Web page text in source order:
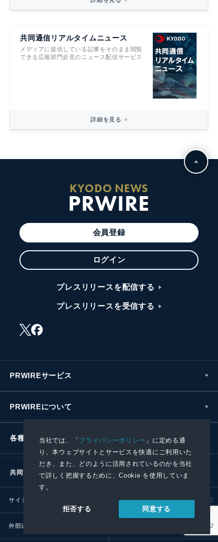
当社では、「プライバシーポリシー 」に定める通
り、本ウェブサイトとサービスを快適にご利用いた
だき、また、どのように活用されているのかを当社
で詳しく把握するために、Cookie を使用していま
す。
拒否する 同意する
共同通信リアルタイムニュース
メディアに提供している記事をそのまま閲覧
できる広報部門必見のニュース配信サービス
詳細を見る
KYODO NEWS
PRWIRE
会員登録
ログイン
プレスリリースを配信する
プレスリリースを受信する
PRWIREサービス
PRWIREについて
各種お問い合わせ
共同通信社グループ
サイトポリシー プライバシーポリシー
外部送信ポリシー